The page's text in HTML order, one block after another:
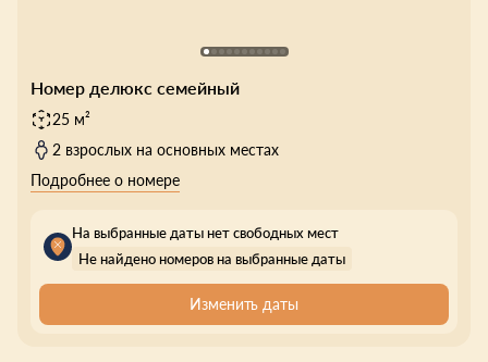
Номер делюкс семейный
25 м²
2 взрослых на основных местах
Подробнее о номере
На выбранные даты нет свободных мест
Не найдено номеров на выбранные даты
Изменить даты